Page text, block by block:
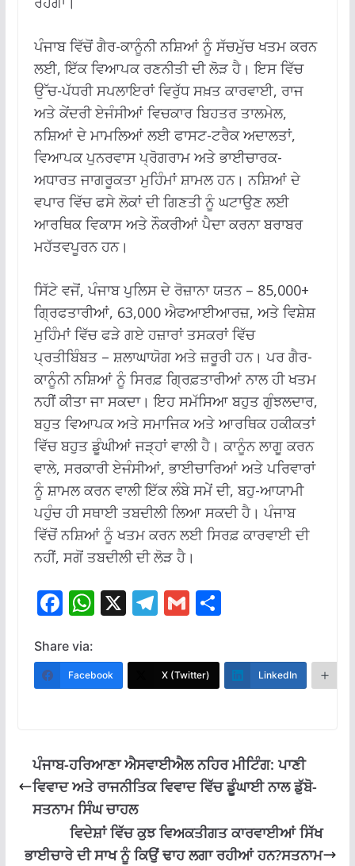
ਪੰਜਾਬ ਵਿੱਚੋਂ ਗੈਰ-ਕਾਨੂੰਨੀ ਨਸ਼ਿਆਂ ਨੂੰ ਸੱਚਮੁੱਚ ਖਤਮ ਕਰਨ
ਲਈ, ਇੱਕ ਵਿਆਪਕ ਰਣਨੀਤੀ ਦੀ ਲੋੜ ਹੈ। ਇਸ ਵਿੱਚ
ਉੱਚ-ਪੱਧਰੀ ਸਪਲਾਇਰਾਂ ਵਿਰੁੱਧ ਸਖ਼ਤ ਕਾਰਵਾਈ, ਰਾਜ
ਅਤੇ ਕੇਂਦਰੀ ਏਜੰਸੀਆਂ ਵਿਚਕਾਰ ਬਿਹਤਰ ਤਾਲਮੇਲ,
ਨਸ਼ਿਆਂ ਦੇ ਮਾਮਲਿਆਂ ਲਈ ਫਾਸਟ-ਟਰੈਕ ਅਦਾਲਤਾਂ,
ਵਿਆਪਕ ਪੁਨਰਵਾਸ ਪ੍ਰੋਗਰਾਮ ਅਤੇ ਭਾਈਚਾਰਕ-
ਅਧਾਰਤ ਜਾਗਰੂਕਤਾ ਮੁਹਿੰਮਾਂ ਸ਼ਾਮਲ ਹਨ। ਨਸ਼ਿਆਂ ਦੇ
ਵਪਾਰ ਵਿੱਚ ਫਸੇ ਲੋਕਾਂ ਦੀ ਗਿਣਤੀ ਨੂੰ ਘਟਾਉਣ ਲਈ
ਆਰਥਿਕ ਵਿਕਾਸ ਅਤੇ ਨੌਕਰੀਆਂ ਪੈਦਾ ਕਰਨਾ ਬਰਾਬਰ
ਮਹੱਤਵਪੂਰਨ ਹਨ।
ਸਿੱਟੇ ਵਜੋਂ, ਪੰਜਾਬ ਪੁਲਿਸ ਦੇ ਰੋਜ਼ਾਨਾ ਯਤਨ – 85,000+
ਗ੍ਰਿਫਤਾਰੀਆਂ, 63,000 ਐਫਆਈਆਰਜ਼, ਅਤੇ ਵਿਸ਼ੇਸ਼
ਮੁਹਿੰਮਾਂ ਵਿੱਚ ਫੜੇ ਗਏ ਹਜ਼ਾਰਾਂ ਤਸਕਰਾਂ ਵਿੱਚ
ਪ੍ਰਤੀਬਿੰਬਤ – ਸ਼ਲਾਘਾਯੋਗ ਅਤੇ ਜ਼ਰੂਰੀ ਹਨ। ਪਰ ਗੈਰ-
ਕਾਨੂੰਨੀ ਨਸ਼ਿਆਂ ਨੂੰ ਸਿਰਫ਼ ਗ੍ਰਿਫ਼ਤਾਰੀਆਂ ਨਾਲ ਹੀ ਖਤਮ
ਨਹੀਂ ਕੀਤਾ ਜਾ ਸਕਦਾ। ਇਹ ਸਮੱਸਿਆ ਬਹੁਤ ਗੁੰਝਲਦਾਰ,
ਬਹੁਤ ਵਿਆਪਕ ਅਤੇ ਸਮਾਜਿਕ ਅਤੇ ਆਰਥਿਕ ਹਕੀਕਤਾਂ
ਵਿੱਚ ਬਹੁਤ ਡੂੰਘੀਆਂ ਜੜ੍ਹਾਂ ਵਾਲੀ ਹੈ। ਕਾਨੂੰਨ ਲਾਗੂ ਕਰਨ
ਵਾਲੇ, ਸਰਕਾਰੀ ਏਜੰਸੀਆਂ, ਭਾਈਚਾਰਿਆਂ ਅਤੇ ਪਰਿਵਾਰਾਂ
ਨੂੰ ਸ਼ਾਮਲ ਕਰਨ ਵਾਲੀ ਇੱਕ ਲੰਬੇ ਸਮੇਂ ਦੀ, ਬਹੁ-ਆਯਾਮੀ
ਪਹੁੰਚ ਹੀ ਸਥਾਈ ਤਬਦੀਲੀ ਲਿਆ ਸਕਦੀ ਹੈ। ਪੰਜਾਬ
ਵਿੱਚੋਂ ਨਸ਼ਿਆਂ ਨੂੰ ਖਤਮ ਕਰਨ ਲਈ ਸਿਰਫ਼ ਕਾਰਵਾਈ ਦੀ
ਨਹੀਂ, ਸਗੋਂ ਤਬਦੀਲੀ ਦੀ ਲੋੜ ਹੈ।
F
ac
e
b
k
W
h
at
s
p
X T
el
e
gr
G
m
ai
l
S
ar
e
Share via:
Facebook X (Twitter) LinkedIn
ਪੰਜਾਬ-ਹਰਿਆਣਾ ਐਸਵਾਈਐਲ ਨਹਿਰ ਮੀਟਿੰਗ: ਪਾਣੀ
ਵਿਵਾਦ ਅਤੇ ਰਾਜਨੀਤਿਕ ਵਿਵਾਦ ਵਿੱਚ ਡੂੰਘਾਈ ਨਾਲ ਡੁੱਬੋ-
ਸਤਨਾਮ ਸਿੰਘ ਚਾਹਲ
ਵਿਦੇਸ਼ਾਂ ਵਿੱਚ ਕੁਝ ਵਿਅਕਤੀਗਤ ਕਾਰਵਾਈਆਂ ਸਿੱਖ
ਭਾਈਚਾਰੇ ਦੀ ਸਾਖ ਨੂੰ ਕਿਉਂ ਢਾਹ ਲਗਾ ਰਹੀਆਂ ਹਨ?ਸਤਨਾਮ